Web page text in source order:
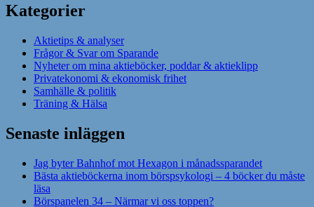
Kategorier
Aktietips & analyser
Frågor & Svar om Sparande
Nyheter om mina aktieböcker, poddar & aktieklipp
Privatekonomi & ekonomisk frihet
Samhälle & politik
Träning & Hälsa
Senaste inläggen
Jag byter Bahnhof mot Hexagon i månadssparandet
Bästa aktieböckerna inom börspsykologi – 4 böcker du måste
läsa
Börspanelen 34 – Närmar vi oss toppen?